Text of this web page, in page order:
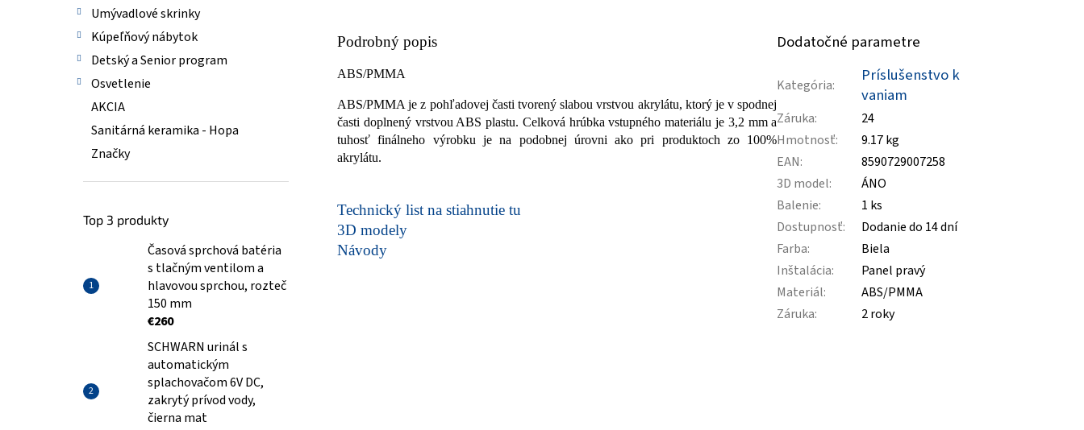
Umývadlové skrinky
Kúpeľňový nábytok
Detský a Senior program
Osvetlenie
AKCIA
Sanitárná keramika - Hopa
Značky
Top 3 produkty
Časová sprchová batéria
s tlačným ventilom a
hlavovou sprchou, rozteč
150 mm
€260
SCHWARN urinál s
automatickým
splachovačom 6V DC,
zakrytý prívod vody,
čierna mat
Podrobný popis
ABS/PMMA
ABS/PMMA je z pohľadovej časti tvorený slabou vrstvou akrylátu, ktorý je v spodnej
časti doplnený vrstvou ABS plastu. Celková hrúbka vstupného materiálu je 3,2 mm a
tuhosť finálneho výrobku je na podobnej úrovni ako pri produktoch zo 100%
akrylátu.
Technický list na stiahnutie tu
3D modely
Návody
Dodatočné parametre
Kategória:
Príslušenstvo k
vaniam
Záruka:
24
Hmotnosť:
9.17 kg
EAN:
8590729007258
3D model:
ÁNO
Balenie:
1 ks
Dostupnosť:
Dodanie do 14 dní
Farba:
Biela
Inštalácia:
Panel pravý
Materiál:
ABS/PMMA
Záruka: 2 roky